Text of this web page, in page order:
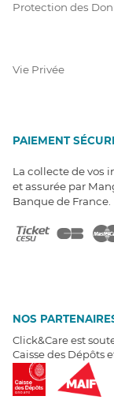
Protection des
Vie Privée
PAIEMENT
La collecte de vos
et assurée par
Banque de France.
NOS
Click&Care est
Caisse des Dépôts